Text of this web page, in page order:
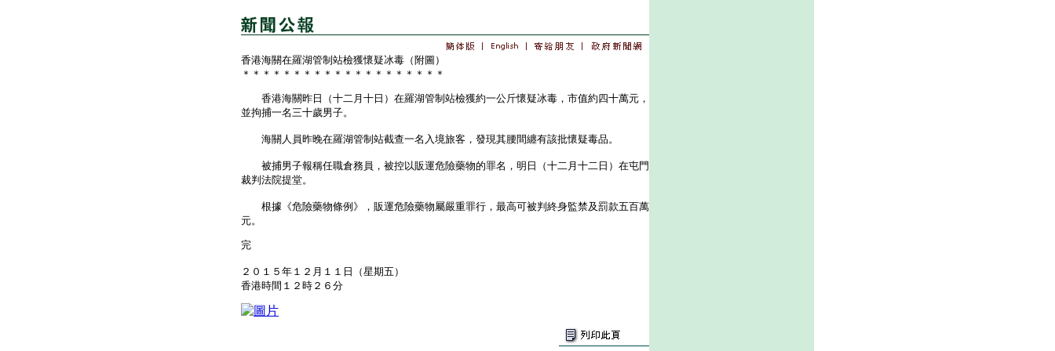
香港海關在羅湖管制站檢獲懷疑冰毒（附圖）
＊＊＊＊＊＊＊＊＊＊＊＊＊＊＊＊＊＊＊＊
香港海關昨日（十二月十日）在羅湖管制站檢獲約一公斤懷疑冰毒，市值約四十萬元，
並拘捕一名三十歲男子。
海關人員昨晚在羅湖管制站截查一名入境旅客，發現其腰間纏有該批懷疑毒品。
被捕男子報稱任職倉務員，被控以販運危險藥物的罪名，明日（十二月十二日）在屯門
裁判法院提堂。
根據《危險藥物條例》，販運危險藥物屬嚴重罪行，最高可被判終身監禁及罰款五百萬
元。
完
２０１５年１２月１１日（星期五）
香港時間１２時２６分